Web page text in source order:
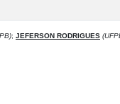
; JEFERSON RODRIGUES